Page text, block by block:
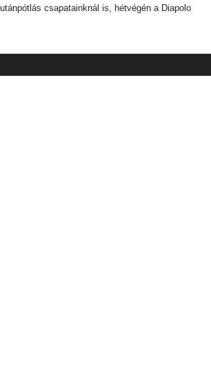
csapatainknál is, hétvégén a Diapolo